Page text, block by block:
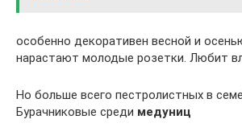
особенно декоративен весной и
нарастают молодые розетки. Любит
Но больше всего пестролистных в
Бурачниковые среди медуниц